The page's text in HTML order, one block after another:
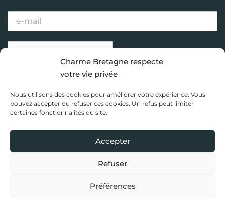
Charme Bretagne respecte
votre vie privée
Nous utilisons des cookies pour améliorer votre expérience. Vous
pouvez accepter ou refuser ces cookies. Un refus peut limiter
certaines fonctionnalités du site.
Accepter
Refuser
Préférences
Destinations Bretagne
Carnet d’inspiration
Charme Bretagne
Accès propriétaire